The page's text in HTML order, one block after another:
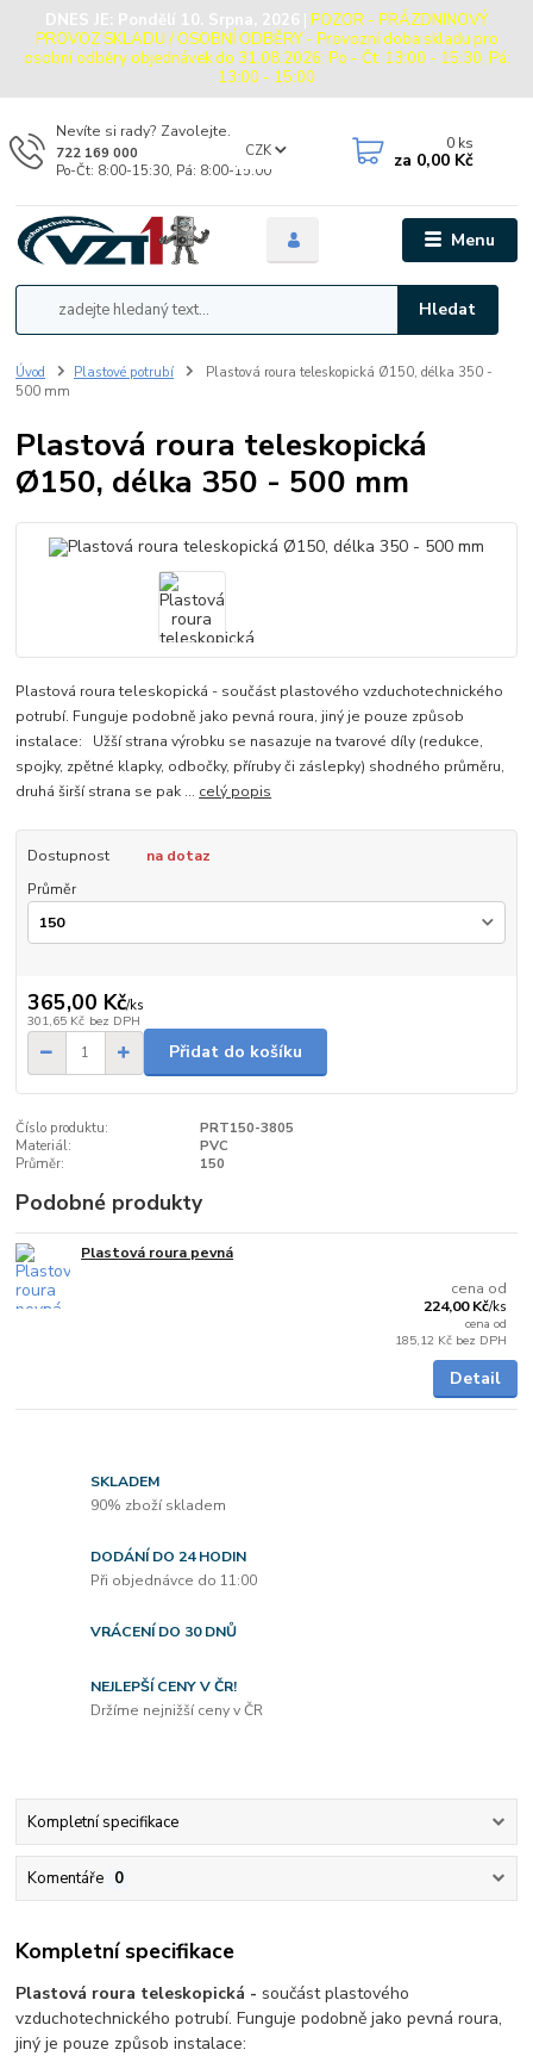
DNES JE: Pondělí 10. Srpna, 2026 | POZOR - PRÁZDNINOVÝ
PROVOZ SKLADU / OSOBNÍ ODBĚRY - Provozní doba skladu pro
osobní odběry objednávek do 31.08.2026: Po - Čt: 13:00 - 15:30, Pá:
13:00 - 15:00
Menu
CZK
Hledat
Nevíte si rady? Zavolejte.
722 169 000
Po-Čt: 8:00-15:30, Pá: 8:00-15:00
0 ks
za 0,00 Kč
Úvod Plastové potrubí
Plastová roura teleskopická Ø150, délka 350 -
500 mm
Plastová roura teleskopická
Ø150, délka 350 - 500 mm
Plastová roura teleskopická - součást plastového vzduchotechnického
potrubí. Funguje podobně jako pevná roura, jiný je pouze způsob
instalace: Užší strana výrobku se nasazuje na tvarové díly (redukce,
spojky, zpětné klapky, odbočky, příruby či záslepky) shodného průměru,
druhá širší strana se pak ... celý popis
Dostupnost
na dotaz
Průměr
365,00 Kč/ks
301,65 Kč bez DPH
Přidat do košíku
Číslo produktu:
PRT150-3805
Materiál:
PVC
Průměr:
150
Podobné produkty
Plastová roura pevná
cena od
224,00 Kč/ks
cena od
185,12 Kč bez DPH
Detail
SKLADEM
90% zboží skladem
DODÁNÍ DO 24 HODIN
Při objednávce do 11:00
VRÁCENÍ DO 30 DNŮ
NEJLEPŠÍ CENY V ČR!
Držíme nejnižší ceny v ČR
Kompletní specifikace
Komentáře 0
Kompletní specifikace
Plastová roura teleskopická - součást plastového
vzduchotechnického potrubí. Funguje podobně jako pevná roura,
jiný je pouze způsob instalace: